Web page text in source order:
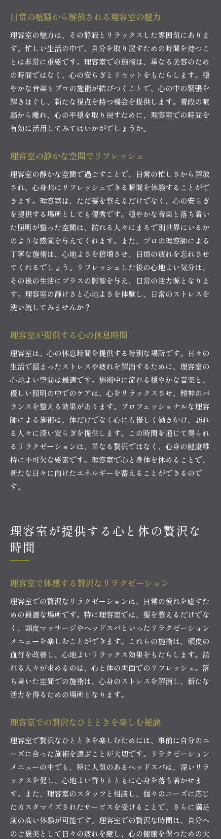
日常の喧騒から解放される理容室の魅力
理容室の魅力は、その静寂とリラックスした雰囲気にありま
す。忙しい生活の中で、自分を取り戻すための時間を持つこ
とは非常に重要です。理容室での施術は、単なる美容のため
の時間ではなく、心の安らぎとリセットをもたらします。穏
やかな音楽とプロの施術が結びつくことで、心の中の緊張を
解きほぐし、新たな視点を持つ機会を提供します。普段の喧
騒から離れ、心の平穏を取り戻すために、理容室での時間を
有効に活用してみてはいかがでしょうか。
理容室の静かな空間でリフレッシュ
理容室の静かな空間で過ごすことで、日常の忙しさから解放
され、心身共にリフレッシュできる瞬間を体験することがで
きます。理容室は、ただ髪を整えるだけでなく、心の安らぎ
を提供する場所としても優秀です。穏やかな音楽と落ち着い
た照明が整った空間は、訪れる人々にまるで別世界にいるか
のような感覚を与えてくれます。また、プロの理容師による
丁寧な施術は、心地よさを倍増させ、日頃の疲れを忘れさせ
てくれるでしょう。リフレッシュした後の心地よい気分は、
その後の生活にプラスの影響を与え、日常の活力源となりま
す。理容室の静けさと心地よさを体験し、日常のストレスを
洗い流してみませんか？
理容室が提供する心の休息時間
理容室は、心の休息時間を提供する特別な場所です。日々の
生活で溜まったストレスや疲れを解消するために、理容室の
心地よい空間は最適です。施術中に流れる穏やかな音楽と、
優しい照明の中でのケアは、心をリラックスさせ、精神のバ
ランスを整える効果があります。プロフェッショナルな理容
師による施術は、体だけでなく心にも優しく働きかけ、訪れ
る人々に深い安らぎを提供します。この時間を通じて得られ
るリラクゼーションは、単なる贅沢ではなく、心身の健康維
持に不可欠な要素です。理容室で心と身体を休めることで、
新たな日々に向けたエネルギーを蓄えることができるので
す。
理容室が提供する心と体の贅沢な
時間
理容室で体感する贅沢なリラクゼーション
理容室での贅沢なリラクゼーションは、日常の疲れを癒すた
めの最適な場所です。特に理容室では、髪を整えるだけでな
く、頭皮マッサージやヘッドスパといったリラクゼーション
メニューを楽しむことができます。これらの施術は、頭皮の
血行を改善し、心地よいリラックス効果をもたらします。訪
れる人々が求めるのは、心と体の両面でのリフレッシュ。落
ち着いた空間での施術は、心身のストレスを解消し、新たな
活力を得るための場所となります。
理容室での贅沢なひとときを楽しむ秘訣
理容室で贅沢なひとときを楽しむためには、事前に自分のニ
ーズに合った施術を選ぶことが大切です。リラクゼーション
メニューの中でも、特に人気のあるヘッドスパは、深いリラ
ックスを促し、心地よい香りとともに心身を落ち着かせま
す。また、理容室のスタッフと相談し、個々のニーズに応じ
たカスタマイズされたサービスを受けることで、さらに満足
度の高い体験が可能です。理容室での贅沢な時間は、自分へ
のご褒美として日々の疲れを癒し、心の健康を保つための大